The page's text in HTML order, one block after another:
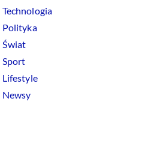
Technologia
Polityka
Świat
Sport
Lifestyle
Newsy